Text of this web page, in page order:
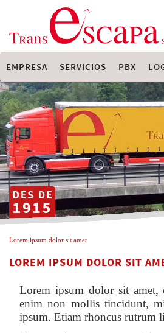
EMPRESA SERVICIOS PBX
Lorem ipsum dolor sit amet
LOREM IPSUM DOLOR SIT
Lorem ipsum dolor sit amet,
enim non mollis tincidunt,
ipsum. Etiam rhoncus rutrum